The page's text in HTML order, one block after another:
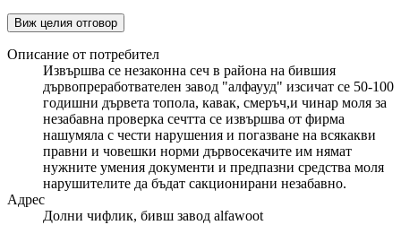
Виж целия отговор
Описание от потребител
Извършва се незаконна сеч в района на бившия
дървопреработвателен завод "алфаууд" изсичат се 50-100
годишни дървета топола, кавак, смеръч,и чинар моля за
незабавна проверка сечтта се извършва от фирма
нашумяла с чести нарушения и погазване на всякакви
правни и човешки норми дървосекачите им нямат
нужните умения документи и предпазни средства моля
нарушителите да бъдат сакционирани незабавно.
Адрес
Долни чифлик, бивш завод alfawoot